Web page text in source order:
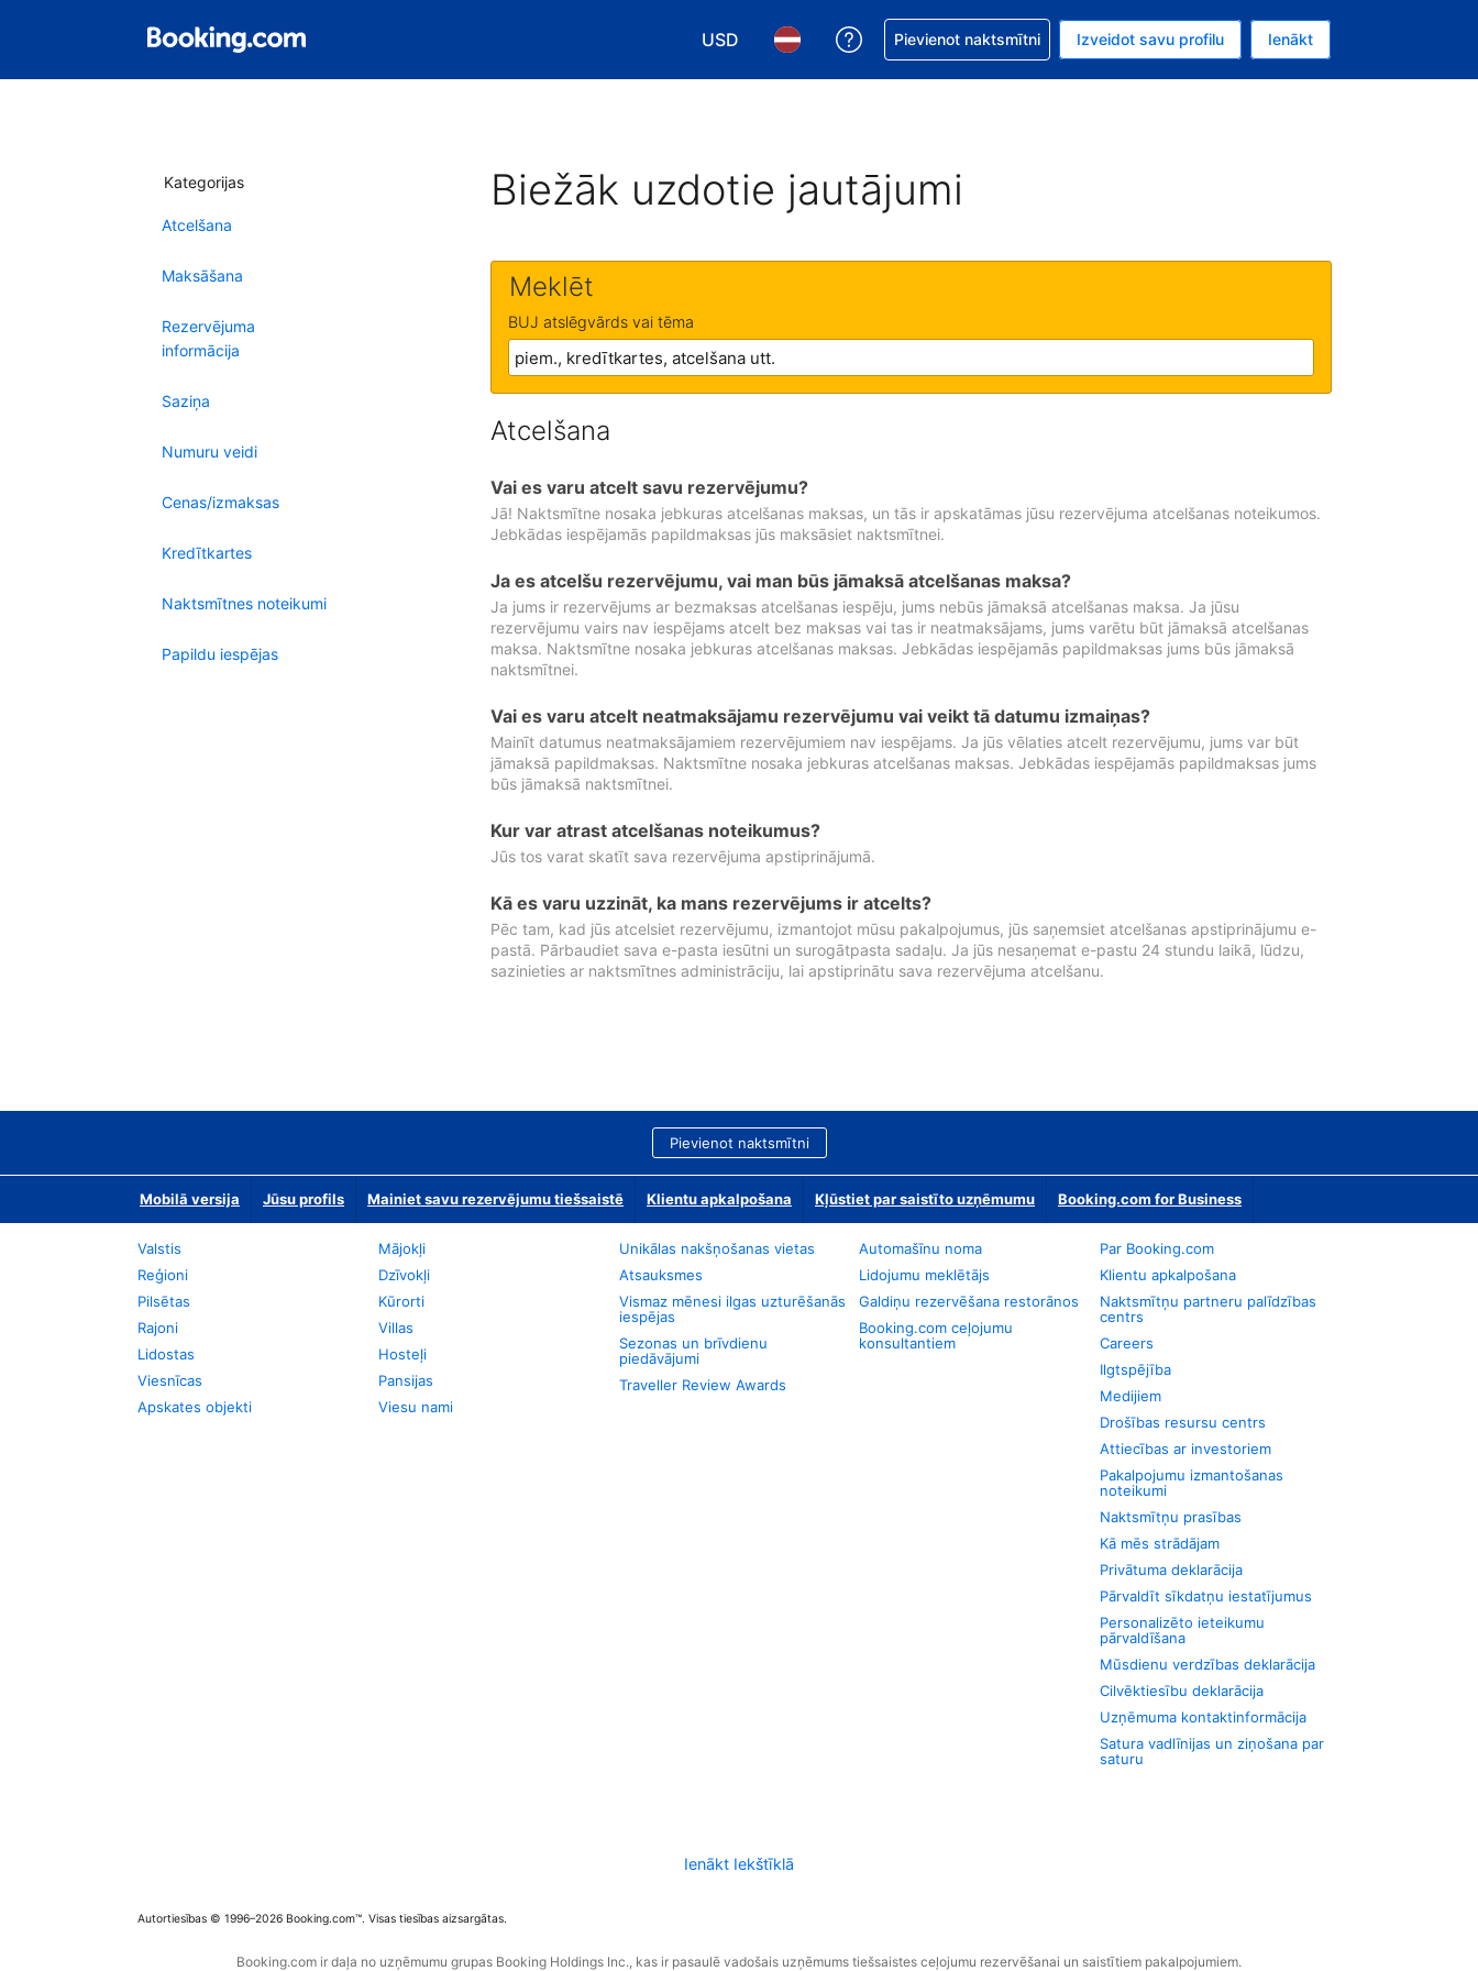
USD
Izvēlēties valūtu. Jūsu pašreizējā valūta ir ASV dolārs.
Izvēlēties valodu. Jūsu pašreizējā valoda ir Latviski.
Saņemiet palīdzību saistībā ar savu rezervējumu.
Pievienot naktsmītni Izveidot savu profilu Ienākt
Kategorijas
Atcelšana
Maksāšana
Rezervējuma
informācija
Saziņa
Numuru veidi
Cenas/izmaksas
Kredītkartes
Naktsmītnes noteikumi
Papildu iespējas
Biežāk uzdotie jautājumi
Meklēt
BUJ atslēgvārds vai tēma
Atcelšana
Vai es varu atcelt savu rezervējumu?
Jā! Naktsmītne nosaka jebkuras atcelšanas maksas, un tās ir apskatāmas jūsu rezervējuma atcelšanas noteikumos.
Jebkādas iespējamās papildmaksas jūs maksāsiet naktsmītnei.
Ja es atcelšu rezervējumu, vai man būs jāmaksā atcelšanas maksa?
Ja jums ir rezervējums ar bezmaksas atcelšanas iespēju, jums nebūs jāmaksā atcelšanas maksa. Ja jūsu
rezervējumu vairs nav iespējams atcelt bez maksas vai tas ir neatmaksājams, jums varētu būt jāmaksā atcelšanas
maksa. Naktsmītne nosaka jebkuras atcelšanas maksas. Jebkādas iespējamās papildmaksas jums būs jāmaksā
naktsmītnei.
Vai es varu atcelt neatmaksājamu rezervējumu vai veikt tā datumu izmaiņas?
Mainīt datumus neatmaksājamiem rezervējumiem nav iespējams. Ja jūs vēlaties atcelt rezervējumu, jums var būt
jāmaksā papildmaksas. Naktsmītne nosaka jebkuras atcelšanas maksas. Jebkādas iespējamās papildmaksas jums
būs jāmaksā naktsmītnei.
Kur var atrast atcelšanas noteikumus?
Jūs tos varat skatīt sava rezervējuma apstiprinājumā.
Kā es varu uzzināt, ka mans rezervējums ir atcelts?
Pēc tam, kad jūs atcelsiet rezervējumu, izmantojot mūsu pakalpojumus, jūs saņemsiet atcelšanas apstiprinājumu e-
pastā. Pārbaudiet sava e-pasta iesūtni un surogātpasta sadaļu. Ja jūs nesaņemat e-pastu 24 stundu laikā, lūdzu,
sazinieties ar naktsmītnes administrāciju, lai apstiprinātu sava rezervējuma atcelšanu.
Pievienot naktsmītni
Mobilā versija Jūsu profils Mainiet savu rezervējumu tiešsaistē Klientu apkalpošana Kļūstiet par saistīto uzņēmumu Booking.com for Business
Valstis
Reģioni
Pilsētas
Rajoni
Lidostas
Viesnīcas
Apskates objekti
Mājokļi
Dzīvokļi
Kūrorti
Villas
Hosteļi
Pansijas
Viesu nami
Unikālas nakšņošanas vietas
Atsauksmes
Vismaz mēnesi ilgas uzturēšanās
iespējas
Sezonas un brīvdienu
piedāvājumi
Traveller Review Awards
Automašīnu noma
Lidojumu meklētājs
Galdiņu rezervēšana restorānos
Booking.com ceļojumu
konsultantiem
Par Booking.com
Klientu apkalpošana
Naktsmītņu partneru palīdzības
centrs
Careers
Ilgtspējība
Medijiem
Drošības resursu centrs
Attiecības ar investoriem
Pakalpojumu izmantošanas
noteikumi
Naktsmītņu prasības
Kā mēs strādājam
Privātuma deklarācija
Pārvaldīt sīkdatņu iestatījumus
Personalizēto ieteikumu
pārvaldīšana
Mūsdienu verdzības deklarācija
Cilvēktiesību deklarācija
Uzņēmuma kontaktinformācija
Satura vadlīnijas un ziņošana par
saturu
Ienākt Iekštīklā
Autortiesības © 1996–2026 Booking.com™. Visas tiesības aizsargātas.
Booking.com ir daļa no uzņēmumu grupas Booking Holdings Inc., kas ir pasaulē vadošais uzņēmums tiešsaistes ceļojumu rezervēšanai un saistītiem pakalpojumiem.